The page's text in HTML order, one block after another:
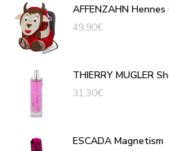
AFFENZAHN
49,90€
THIERRY MUGLER
31,30€
ESCADA Magnetism